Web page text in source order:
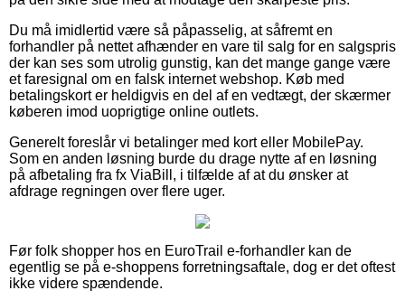
Du må imidlertid være så påpasselig, at såfremt en
forhandler på nettet afhænder en vare til salg for en salgspris
der kan ses som utrolig gunstig, kan det mange gange være
et faresignal om en falsk internet webshop. Køb med
betalingskort er heldigvis en del af en vedtægt, der skærmer
køberen imod uoprigtige online outlets.
Generelt foreslår vi betalinger med kort eller MobilePay.
Som en anden løsning burde du drage nytte af en løsning
på afbetaling fra fx ViaBill, i tilfælde af at du ønsker at
afdrage regningen over flere uger.
Før folk shopper hos en EuroTrail e-forhandler kan de
egentlig se på e-shoppens forretningsaftale, dog er det oftest
ikke videre spændende.